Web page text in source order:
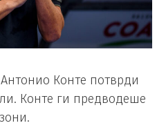
Конте потврди
Конте ги предводеше